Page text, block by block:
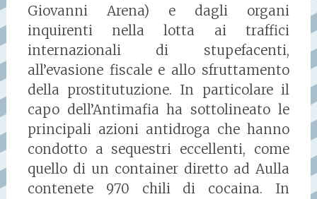
Giovanni Arena) e dagli organi
inquirenti nella lotta ai traffici
internazionali di stupefacenti,
all’evasione fiscale e allo sfruttamento
della prostitutuzione. In particolare il
capo dell’Antimafia ha sottolineato le
principali azioni antidroga che hanno
condotto a sequestri eccellenti, come
quello di un container diretto ad Aulla
contenete 970 chili di cocaina. In